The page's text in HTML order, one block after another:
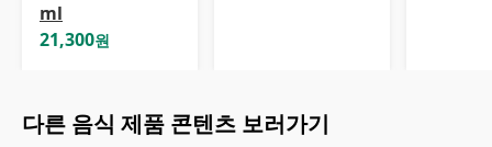
ml
21,300원
다른 음식 제품 콘텐츠 보러가기